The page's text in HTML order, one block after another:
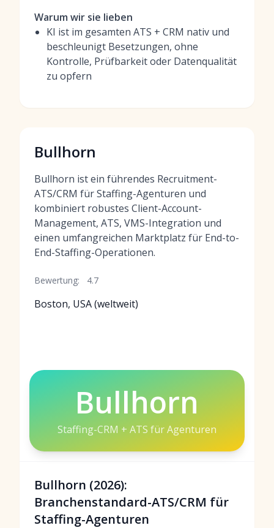
Warum wir sie lieben
KI ist im gesamten ATS + CRM nativ und
beschleunigt Besetzungen, ohne
Kontrolle, Prüfbarkeit oder Datenqualität
zu opfern
Bullhorn
Bullhorn ist ein führendes Recruitment-
ATS/CRM für Staffing-Agenturen und
kombiniert robustes Client-Account-
Management, ATS, VMS-Integration und
einen umfangreichen Marktplatz für End-to-
End-Staffing-Operationen.
Bewertung: 4.7
Boston, USA (weltweit)
Bullhorn
Staffing-CRM + ATS für Agenturen
Bullhorn (2026):
Branchenstandard-ATS/CRM für
Staffing-Agenturen